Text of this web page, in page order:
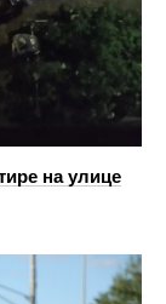
на улице